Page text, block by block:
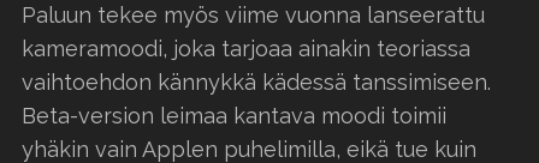
Paluun tekee myös viime vuonna lanseerattu
kameramoodi, joka tarjoaa ainakin teoriassa
vaihtoehdon kännykkä kädessä tanssimiseen.
Beta-version leimaa kantava moodi toimii
yhäkin vain Applen puhelimilla, eikä tue kuin